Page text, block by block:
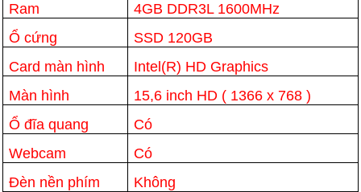
Ram
4GB DDR3L 1600MHz
Ổ cứng
SSD 120GB
Card màn hình
Intel(R) HD Graphics
Màn hình
15,6 inch HD ( 1366 x 768 )
Ổ đĩa quang
Có
Webcam
Có
Đèn nền phím
Không